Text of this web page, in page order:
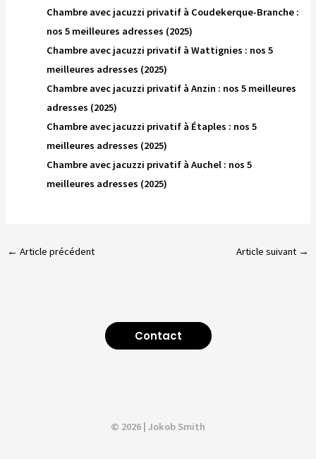
Chambre avec jacuzzi privatif à Coudekerque-Branche :
nos 5 meilleures adresses (2025)
Chambre avec jacuzzi privatif à Wattignies : nos 5
meilleures adresses (2025)
Chambre avec jacuzzi privatif à Anzin : nos 5 meilleures
adresses (2025)
Chambre avec jacuzzi privatif à Étaples : nos 5
meilleures adresses (2025)
Chambre avec jacuzzi privatif à Auchel : nos 5
meilleures adresses (2025)
← Article précédent Article suivant →
Contact
© 2026 | Jokob Smith